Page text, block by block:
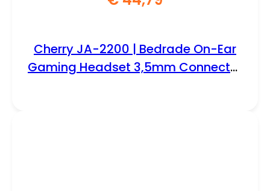
Cherry JA-2200 | Bedrade On-Ear
Gaming Headset 3,5mm Connector